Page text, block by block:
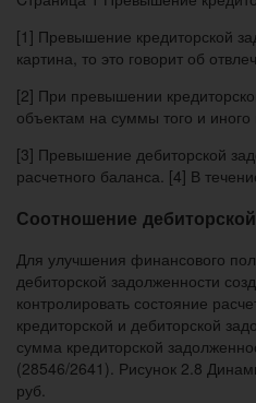
[1] Превышение кредиторской
картина, то это говорит об
[2] При превышении
объектам на суммы того и
[3] Превышение дебиторской
расчетного баланса. [4] В
Соотношение
Для улучшения финансового
дебиторской задолженности
контролировать состояние
кредиторской и дебиторской
сумма кредиторской
(28546/2641). Рисунок 2.8
руб.